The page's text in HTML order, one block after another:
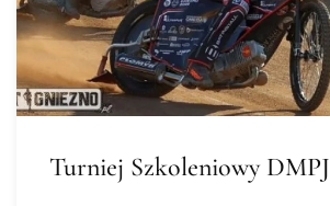
Turniej Szkoleniowy DMPJ